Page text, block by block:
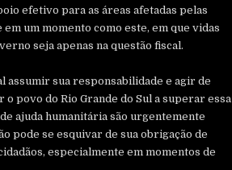
efetivo para as áreas afetadas pelas
em um momento como este, em que vidas
seja apenas na questão fiscal.
assumir sua responsabilidade e agir de
povo do Rio Grande do Sul a superar essa
ajuda humanitária são urgentemente
pode se esquivar de sua obrigação de
especialmente em momentos de